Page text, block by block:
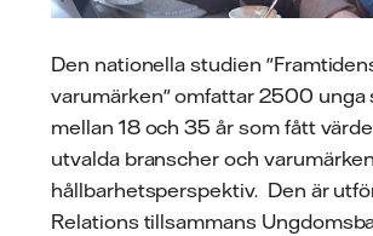
Den nationella studien
varumärken" omfattar 2500 unga
mellan 18 och 35 år som fått
utvalda branscher och
hållbarhetsperspektiv. Den är
Relations tillsammans